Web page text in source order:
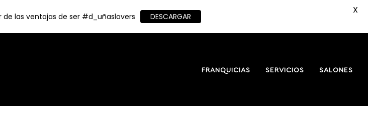
FRANQUICIAS SERVICIOS SALONES
las ventajas de ser #d_uñaslovers DESCARGAR
X